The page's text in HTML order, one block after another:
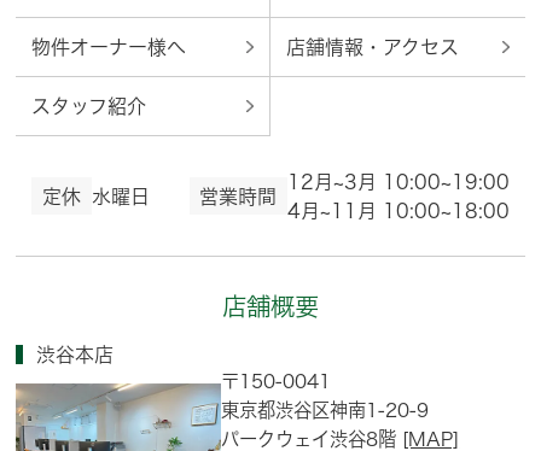
物件オーナー様へ 店舗情報・アクセス
スタッフ紹介
定休 水曜日 営業時間
12月~3月 10:00~19:00
4月~11月 10:00~18:00
店舗概要
渋谷本店
〒150-0041
東京都渋谷区神南1-20-9
パークウェイ渋谷8階 [MAP]